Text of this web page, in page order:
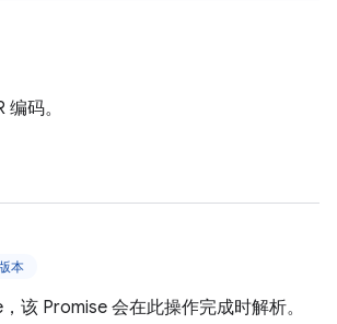
码。
本
该 Promise 会在此操作完成时解析。